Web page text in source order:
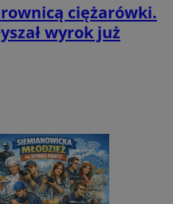
ciężarówki.
wyrok już